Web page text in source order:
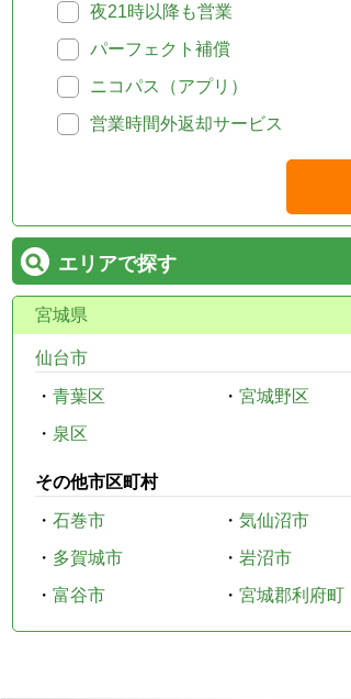
夜21時以降も営業
パーフェクト補償
ニコパス（アプリ）
営業時間外返却サービス
エリアで探す
宮城県
仙台市
・ 青葉区 ・ 宮城野区
・ 泉区
その他市区町村
・ 石巻市 ・ 気仙沼市
・ 多賀城市 ・ 岩沼市
・ 富谷市 ・ 宮城郡利府町